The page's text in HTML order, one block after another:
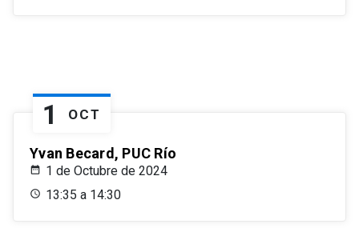
1 OCT
Yvan Becard, PUC Río
1 de Octubre de 2024
13:35 a 14:30